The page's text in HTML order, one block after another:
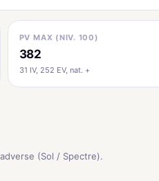
PV MAX (NIV. 100)
382
31 IV, 252 EV, nat. +
(Sol / Spectre).